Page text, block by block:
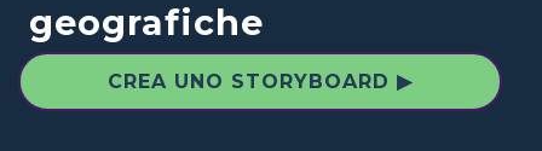
geografiche
CREA UNO STORYBOARD ▶